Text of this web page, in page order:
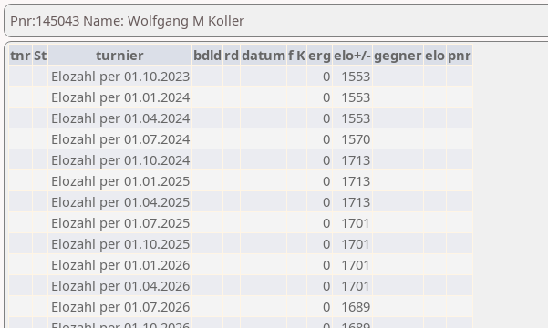
Pnr:145043 Name: Wolfgang M Koller
tnrSt turnier bdld rd datumf Kerg elo+/-gegnerelo pnr
Elozahl per 01.10.2023
0
1553
Elozahl per 01.01.2024
0
1553
Elozahl per 01.04.2024
0
1553
Elozahl per 01.07.2024
0
1570
Elozahl per 01.10.2024
0
1713
Elozahl per 01.01.2025
0
1713
Elozahl per 01.04.2025
0
1713
Elozahl per 01.07.2025
0
1701
Elozahl per 01.10.2025
0
1701
Elozahl per 01.01.2026
0
1701
Elozahl per 01.04.2026
0
1701
Elozahl per 01.07.2026
0
1689